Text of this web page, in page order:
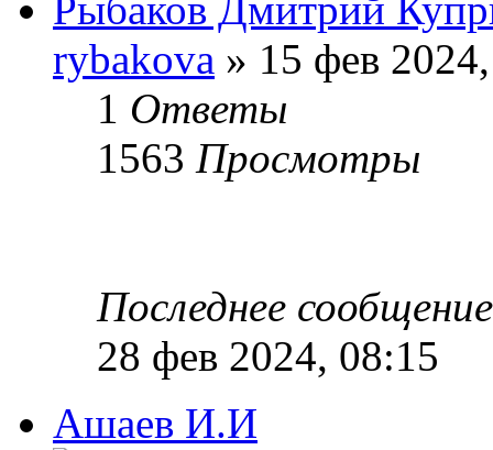
Рыбаков Дмитрий
rybakova » 15 фев
1 Ответы
1563 Просмотры
Последнее
28 фев 2024, 08:15
Ашаев И.И